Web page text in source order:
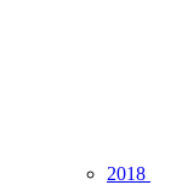
2018